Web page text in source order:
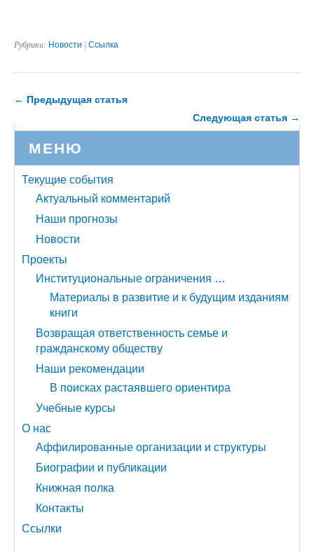
Рубрики: Новости | Ссылка
← Предыдущая статья
Следующая статья →
МЕНЮ
Текущие события
Актуальный комментарий
Наши прогнозы
Новости
Проекты
Институциональные ограничения …
Материалы в развитие и к будущим изданиям
книги
Возвращая ответственность семье и
гражданскому обществу
Наши рекомендации
В поисках растаявшего ориентира
Учебные курсы
О нас
Аффилированные организации и структуры
Биографии и публикации
Книжная полка
Контакты
Ссылки